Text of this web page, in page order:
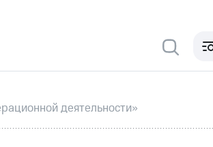
Медиа-центр
Новости в регионе
акционерам
и аудитРынок акций
Описание
деятельности»